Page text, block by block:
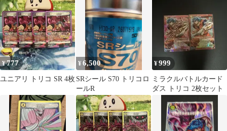
¥777
ユニアリ トリコ SR 4枚
¥6,500
SRシール S70 トリコロ
ールR
¥999
ミラクルバトルカード
ダス トリコ 2枚セット